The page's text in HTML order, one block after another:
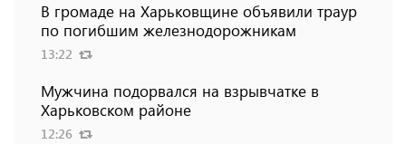
В громаде на Харьковщине объявили траур
по погибшим железнодорожникам
13:22
Мужчина подорвался на взрывчатке в
Харьковском районе
12:26